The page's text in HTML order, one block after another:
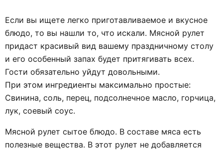
Если вы ищете легко приготавливаемое и вкусное
блюдо, то вы нашли то, что искали. Мясной рулет
придаст красивый вид вашему праздничному столу
и его особенный запах будет притягивать всех.
Гости обязательно уйдут довольными.
При этом ингредиенты максимально простые:
Свинина, соль, перец, подсолнечное масло, горчица,
лук, соевый соус.
Мясной рулет сытое блюдо. В составе мяса есть
полезные вещества. В этот рулет не добавляется